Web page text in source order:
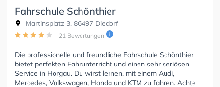
Fahrschule Schönthier
Martinsplatz 3, 86497 Diedorf
21 Bewertungen
Die professionelle und freundliche Fahrschule Schönthier
bietet perfekten Fahrunterricht und einen sehr seriösen
Service in Horgau. Du wirst lernen, mit einem Audi,
Mercedes, Volkswagen, Honda und KTM zu fahren. Achte